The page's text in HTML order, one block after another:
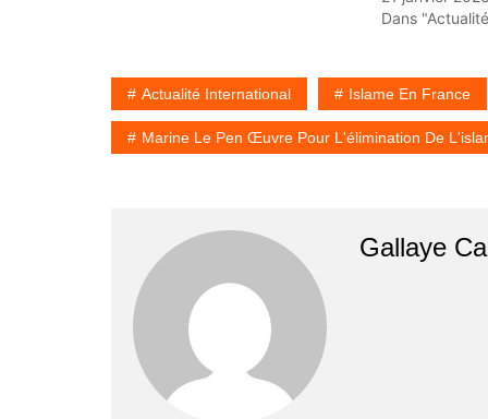
Dans
Actualité International Islame En France
Marine Le Pen Œuvre Pour L'élimination De
Gallaye